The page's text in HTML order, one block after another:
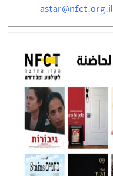
astar@nfct.org.il